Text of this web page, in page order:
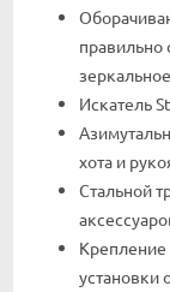
правильно
Искатель
хота и
Стальной
Крепление
установки